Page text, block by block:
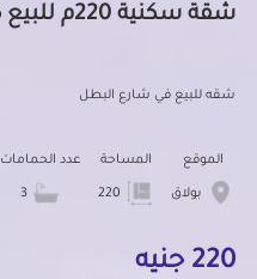
شقة سكنية 220م للبيع كاش ببولاق القاهرة
شقه للبيع في شارع البطل
الموقع
بولاق
المساحة عدد الحمامات
220 جنيه